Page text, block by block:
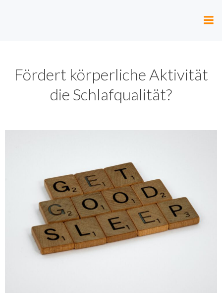
Fördert körperliche Aktivität
die Schlafqualität?